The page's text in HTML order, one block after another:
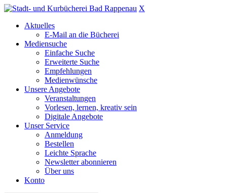
X
Aktuelles
E-Mail an die Bücherei
Mediensuche
Einfache Suche
Erweiterte Suche
Empfehlungen
Medienwünsche
Unsere Angebote
Veranstaltungen
Vorlesen, lernen, kreativ sein
Digitale Angebote
Unser Service
Anmeldung
Bestellen
Leichte Sprache
Newsletter abonnieren
Über uns
Konto